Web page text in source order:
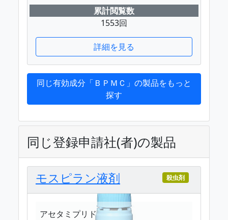
累計閲覧数
1553回
詳細を見る
同じ有効成分「ＢＰＭＣ」の製品をもっと
探す
同じ登録申請社(者)の製品
モスピラン液剤 殺虫剤
アセタミプリド